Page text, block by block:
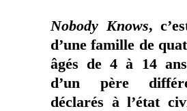
Nobody Knows,
d’une famille de
âgés de 4 à 14
d’un père
déclarés à l’état